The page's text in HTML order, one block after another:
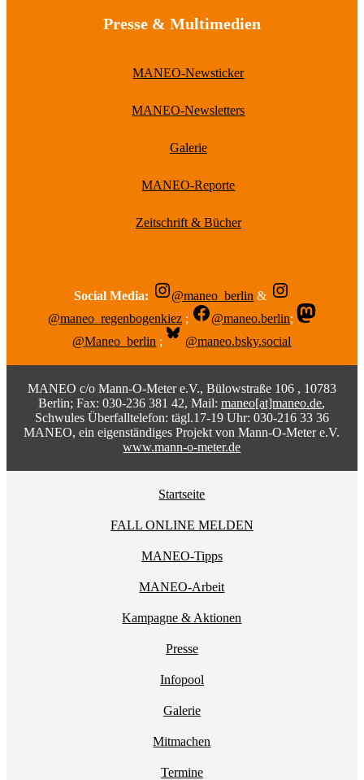
Presse & Multimedien
MANEO-Newsticker
MANEO-Newsletters
Galerie
MANEO-Reporte
Zeitschrift & Bücher
Social Media: @maneo_berlin &
@maneo_regenbogenkiez ; @maneo.berlin;
@Maneo_berlin ; @maneo.bsky.social
MANEO c/o Mann-O-Meter e.V., Bülowstraße 106 , 10783
Berlin; Fax: 030-236 381 42, Mail:maneo[at]maneo.de,
Schwules Überfalltelefon: tägl.17-19 Uhr: 030-216 33 36
MANEO, ein eigenständiges Projekt von Mann-O-Meter e.V.
www.mann-o-meter.de
Startseite
FALL ONLINE MELDEN
MANEO-Tipps
MANEO-Arbeit
Kampagne & Aktionen
Presse
Infopool
Galerie
Mitmachen
Termine